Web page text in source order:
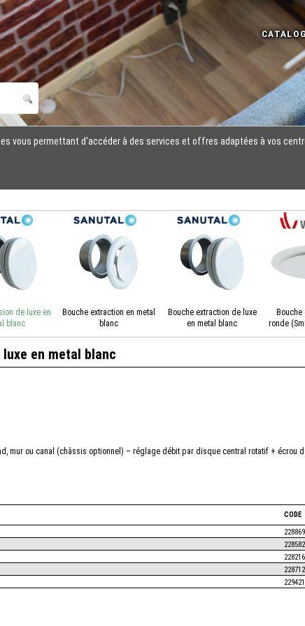
vous permettant d'accéder à des services et offres adaptées à vos
de luxe en
blanc
Bouche extraction en metal
blanc
Bouche extraction de luxe
en metal blanc
ronde